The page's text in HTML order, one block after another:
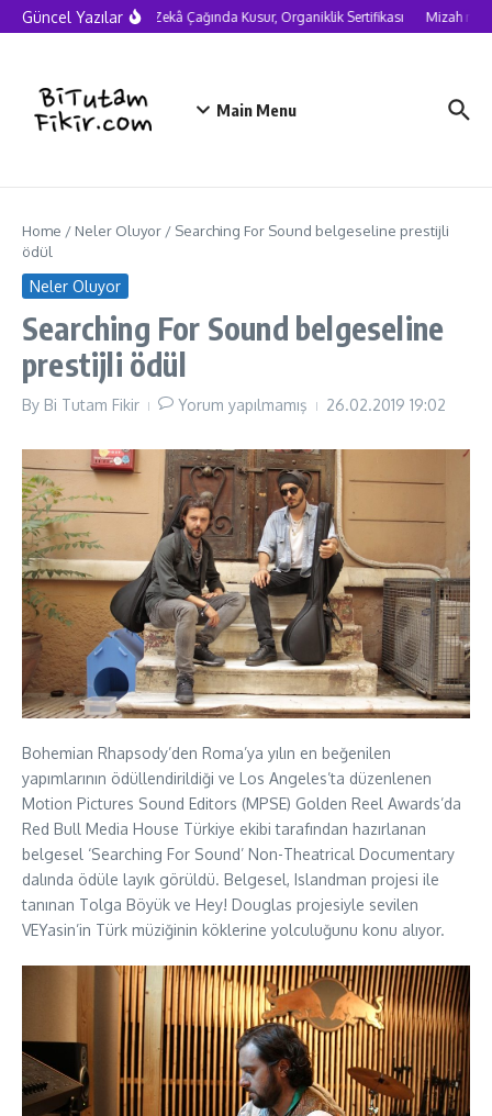
Skip to content
Güncel YazılarYapay Zekâ Çağında Kusur, Organiklik Sertifikası Mizah
Main Menu
Home / Neler Oluyor / Searching For Sound belgeseline prestijli
ödül
Neler Oluyor
Searching For Sound belgeseline
prestijli ödül
By Bi Tutam Fikir Yorum yapılmamış 26.02.2019 19:02
Bohemian Rhapsody’den Roma’ya yılın en beğenilen
yapımlarının ödüllendirildiği ve Los Angeles’ta düzenlenen
Motion Pictures Sound Editors (MPSE) Golden Reel Awards’da
Red Bull Media House Türkiye ekibi tarafından hazırlanan
belgesel ‘Searching For Sound’ Non-Theatrical Documentary
dalında ödüle layık görüldü. Belgesel, Islandman projesi ile
tanınan Tolga Böyük ve Hey! Douglas projesiyle sevilen
VEYasin’in Türk müziğinin köklerine yolculuğunu konu alıyor.